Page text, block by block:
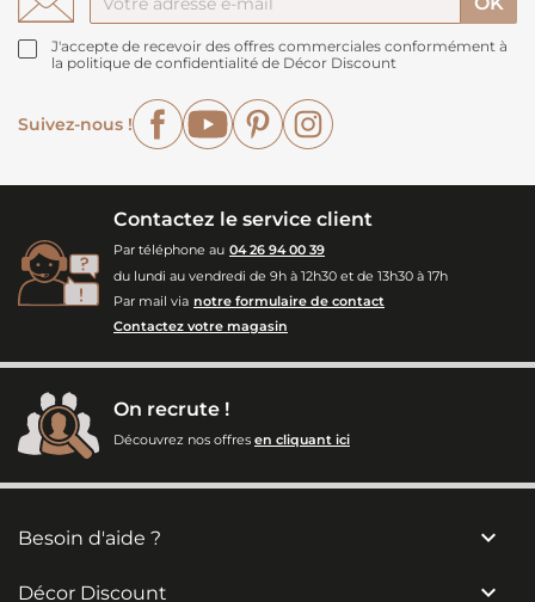
J'accepte de recevoir des offres commerciales conformément à
la politique de confidentialité de Décor Discount
Suivez-nous !
FacebookYouTubePinterest
Contactez le service client
Par téléphone au 04 26 94 00 39
du lundi au vendredi de 9h à 12h30 et de 13h30 à 17h
Par mail via notre formulaire de contact
Contactez votre magasin
On recrute !
Découvrez nos offres en cliquant ici
Besoin d'aide ? 
Décor Discount 